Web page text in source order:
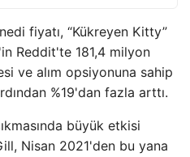
fiyatı, “Kükreyen Kitty”
Reddit'te 181,4 milyon
ve alım opsiyonuna sahip
%19'dan fazla arttı.
büyük etkisi
Nisan 2021'den bu yana